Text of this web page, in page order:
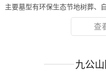
主要墓型有环保生态节地树葬、
查
九公